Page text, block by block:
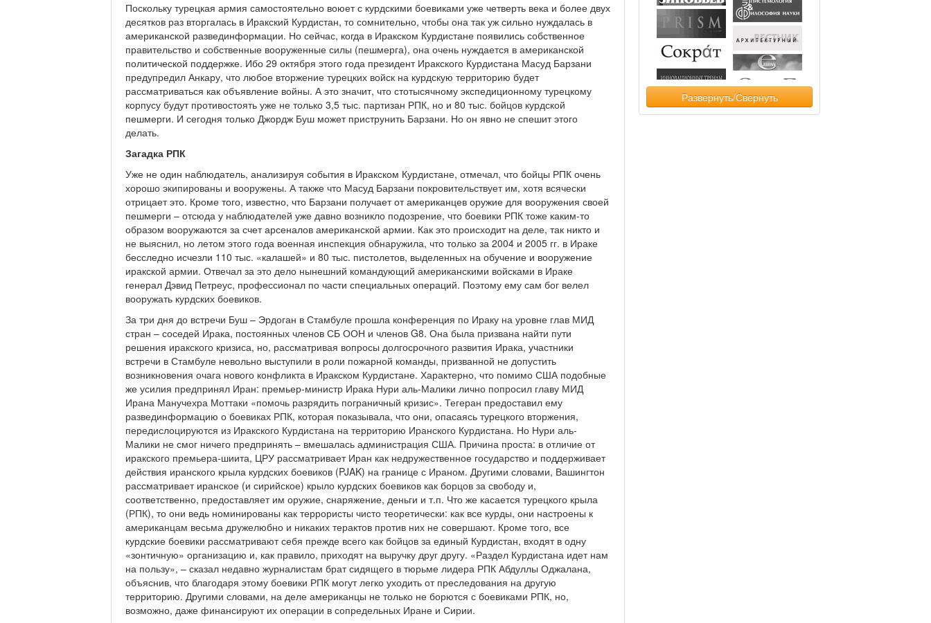
Поскольку турецкая армия самостоятельно воюет с курдскими боевиками уже четверть века и более двух
десятков раз вторгалась в Иракский Курдистан, то сомнительно, чтобы она так уж сильно нуждалась в
американской развединформации. Но сейчас, когда в Иракском Курдистане появились собственное
правительство и собственные вооруженные силы (пешмерга), она очень нуждается в американской
политической поддержке. Ибо 29 октября этого года президент Иракского Курдистана Масуд Барзани
предупредил Анкару, что любое вторжение турецких войск на курдскую территорию будет
рассматриваться как объявление войны. А это значит, что стотысячному экспедиционному турецкому
корпусу будут противостоять уже не только 3,5 тыс. партизан РПК, но и 80 тыс. бойцов курдской
пешмерги. И сегодня только Джордж Буш может приструнить Барзани. Но он явно не спешит этого
делать.
Загадка РПК
Уже не один наблюдатель, анализируя события в Иракском Курдистане, отмечал, что бойцы РПК очень
хорошо экипированы и вооружены. А также что Масуд Барзани покровительствует им, хотя всячески
отрицает это. Кроме того, известно, что Барзани получает от американцев оружие для вооружения своей
пешмерги – отсюда у наблюдателей уже давно возникло подозрение, что боевики РПК тоже каким-то
образом вооружаются за счет арсеналов американской армии. Как это происходит на деле, так никто и
не выяснил, но летом этого года военная инспекция обнаружила, что только за 2004 и 2005 гг. в Ираке
бесследно исчезли 110 тыс. «калашей» и 80 тыс. пистолетов, выделенных на обучение и вооружение
иракской армии. Отвечал за это дело нынешний командующий американскими войсками в Ираке
генерал Дэвид Петреус, профессионал по части специальных операций. Поэтому ему сам бог велел
вооружать курдских боевиков.
За три дня до встречи Буш – Эрдоган в Стамбуле прошла конференция по Ираку на уровне глав МИД
стран – соседей Ирака, постоянных членов СБ ООН и членов G8. Она была призвана найти пути
решения иракского кризиса, но, рассматривая вопросы долгосрочного развития Ирака, участники
встречи в Стамбуле невольно выступили в роли пожарной команды, призванной не допустить
возникновения очага нового конфликта в Иракском Курдистане. Характерно, что помимо США подобные
же усилия предпринял Иран: премьер-министр Ирака Нури аль-Малики лично попросил главу МИД
Ирана Манучехра Моттаки «помочь разрядить пограничный кризис». Тегеран предоставил ему
развединформацию о боевиках РПК, которая показывала, что они, опасаясь турецкого вторжения,
передислоцируются из Иракского Курдистана на территорию Иранского Курдистана. Но Нури аль-
Малики не смог ничего предпринять – вмешалась администрация США. Причина проста: в отличие от
иракского премьера-шиита, ЦРУ рассматривает Иран как недружественное государство и поддерживает
действия иранского крыла курдских боевиков (PJAK) на границе с Ираном. Другими словами, Вашингтон
рассматривает иранское (и сирийское) крыло курдских боевиков как борцов за свободу и,
соответственно, предоставляет им оружие, снаряжение, деньги и т.п. Что же касается турецкого крыла
(РПК), то они ведь номинированы как террористы чисто теоретически: как все курды, они настроены к
американцам весьма дружелюбно и никаких терактов против них не совершают. Кроме того, все
курдские боевики рассматривают себя прежде всего как бойцов за единый Курдистан, входят в одну
«зонтичную» организацию и, как правило, приходят на выручку друг другу. «Раздел Курдистана идет нам
на пользу», – сказал недавно журналистам брат сидящего в тюрьме лидера РПК Абдуллы Оджалана,
объяснив, что благодаря этому боевики РПК могут легко уходить от преследования на другую
территорию. Другими словами, на деле американцы не только не борются с боевиками РПК, но,
возможно, даже финансируют их операции в сопредельных Иране и Сирии.
Развернуть/Свернуть